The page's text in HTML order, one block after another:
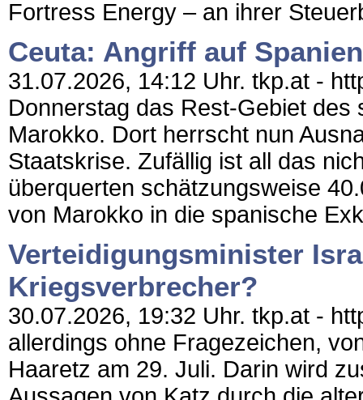
Fortress Energy – an ihrer
Ceuta: Angriff auf
31.07.2026, 14:12 Uhr. tkp.at -
Donnerstag das Rest-Gebiet
Marokko. Dort herrscht nun
Staatskrise. Zufällig ist all das
überquerten schätzungsweise
von Marokko in die spanische
Verteidigungsminister
Kriegsverbrecher?
30.07.2026, 19:32 Uhr. tkp.at -
allerdings ohne Fragezeichen,
Haaretz am 29. Juli. Darin wird